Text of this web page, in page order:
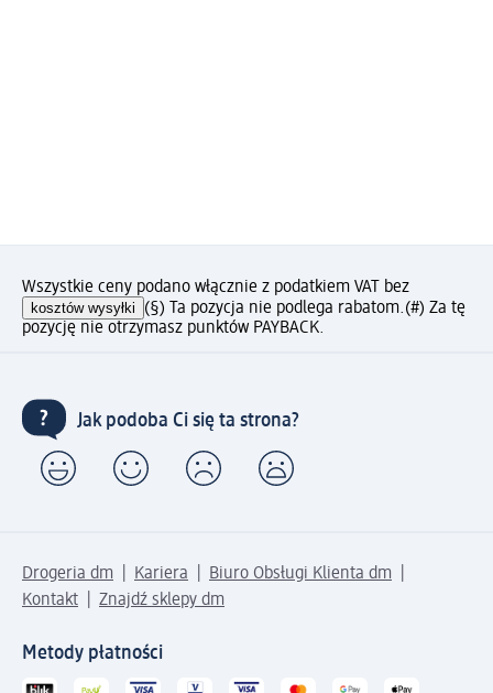
Wszystkie ceny podano włącznie z podatkiem VAT bez
kosztów wysyłki (§) Ta pozycja nie podlega rabatom.(#) Za tę
pozycję nie otrzymasz punktów PAYBACK.
Jak podoba Ci się ta strona?
Drogeria dm Kariera
Biuro Obsługi Klienta dm
Kontakt
Znajdź sklepy dm
Metody płatności